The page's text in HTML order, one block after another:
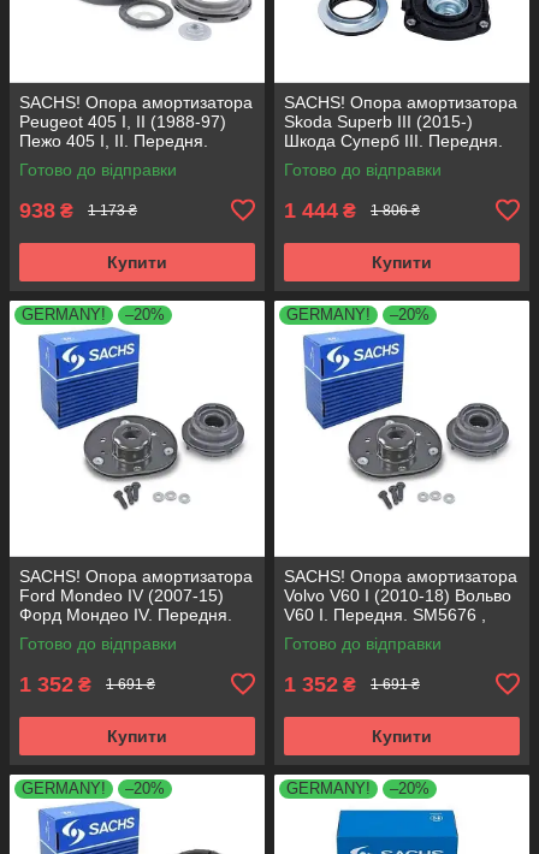
SACHS! Опора амортизатора
Peugeot 405 I, II (1988-97)
Пежо 405 I, II. Передня.
SM1553 , 803023 , KB659.36 ,
VKDA35336
Готово до відправки
938 ₴ 1 173 ₴
Купити
SACHS! Опора амортизатора
Skoda Superb III (2015-)
Шкода Суперб III. Передня.
803024 , KB657.27 ,
VKDA35167
Готово до відправки
1 444 ₴ 1 806 ₴
Купити
GERMANY! –20%
SACHS! Опора амортизатора
Ford Mondeo IV (2007-15)
Форд Мондео IV. Передня.
SM5676 , 803053 , KB652.30
Готово до відправки
1 352 ₴ 1 691 ₴
Купити
GERMANY! –20%
SACHS! Опора амортизатора
Volvo V60 I (2010-18) Вольво
V60 I. Передня. SM5676 ,
803053 , KB652.30
Готово до відправки
1 352 ₴ 1 691 ₴
Купити
GERMANY! –20% GERMANY! –20%